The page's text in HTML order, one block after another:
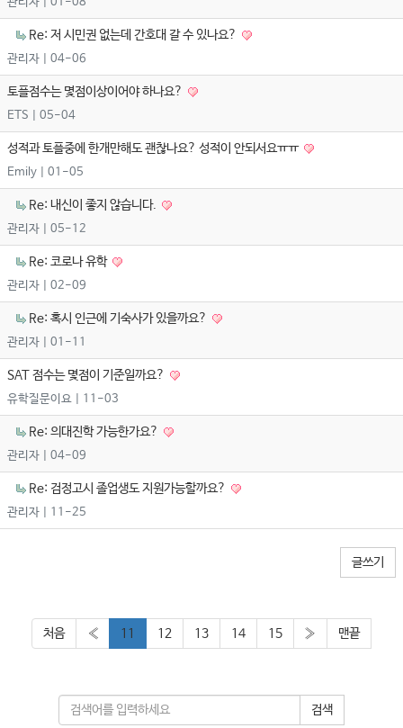
Re: 저 시민권 없는데 간호대 갈 수 있나요?
관리자 | 04-06
토플점수는 몇점이상이어야 하나요?
ETS | 05-04
성적과 토플중에 한개만해도 괜찮나요? 성적이 안되서요ㅠㅠ
Emily | 01-05
Re: 내신이 좋지 않습니다.
관리자 | 05-12
Re: 코로나 유학
관리자 | 02-09
Re: 혹시 인근에 기숙사가 있을까요?
관리자 | 01-11
SAT 점수는 몇점이 기준일까요?
유학질문이요 | 11-03
Re: 의대진학 가능한가요?
관리자 | 04-09
Re: 검정고시 졸업생도 지원가능할까요?
관리자 | 11-25
글쓰기
처음 « 11 12 13 14 15 » 맨끝
검색